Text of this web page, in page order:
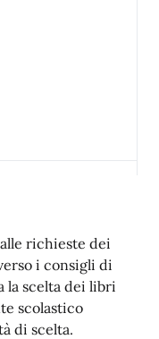
richieste dei
i consigli di
la scelta dei libri
scolastico
di scelta.